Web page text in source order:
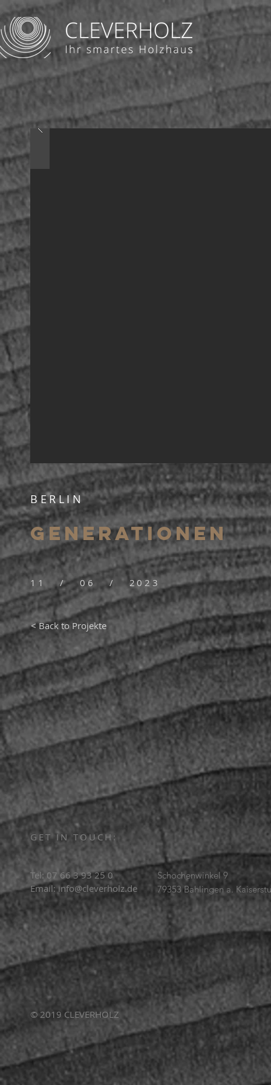
BERLIN
GENERATIONEN
11 / 06 / 2023
< Back to Projekte
© 2019 CLEVERHOLZ
GET IN TOUCH:
Tel: 07 66 3 93 25 0
Email:info@cleverholz.de
Schochenwinkel 9
79353 Bahlingen a.